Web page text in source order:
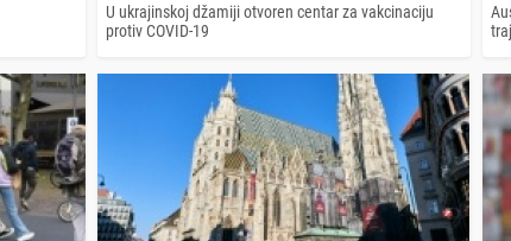
U ukrajinskoj džamiji otvoren centar za vakcinaciju
protiv COVID-19